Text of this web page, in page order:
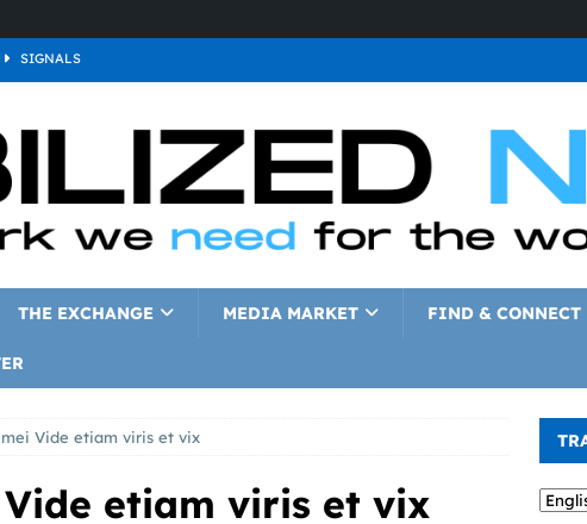
SIGNALS
THE EXCHANGE MEDIA MARKET FIND & CONNECT
Vide etiam viris et vix
etiam viris et vix